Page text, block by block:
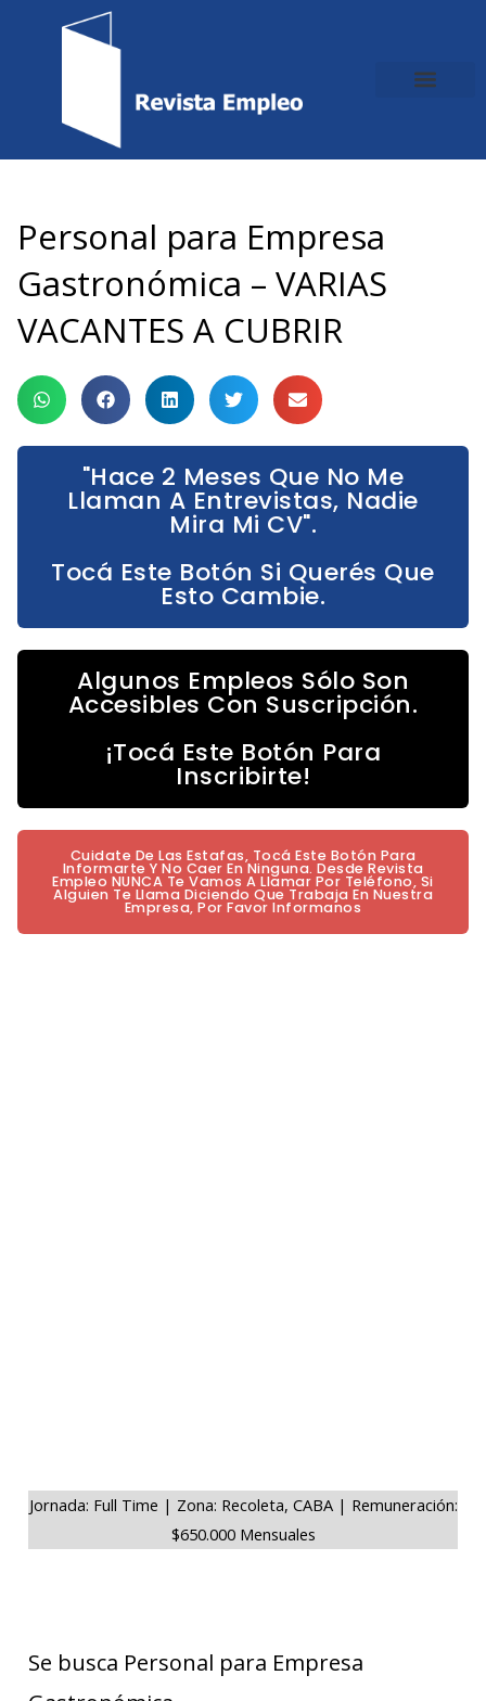
Personal para Empresa
Gastronómica – VARIAS
VACANTES A CUBRIR
"Hace 2 Meses Que No Me
Llaman A Entrevistas, Nadie
Mira Mi CV".
Tocá Este Botón Si Querés Que
Esto Cambie.
Algunos Empleos Sólo Son
Accesibles Con Suscripción.
¡Tocá Este Botón Para
Inscribirte!
Cuidate De Las Estafas, Tocá Este Botón Para
Informarte Y No Caer En Ninguna. Desde Revista
Empleo NUNCA Te Vamos A Llamar Por Teléfono, Si
Alguien Te Llama Diciendo Que Trabaja En Nuestra
Empresa, Por Favor Informanos
Jornada: Full Time | Zona: Recoleta, CABA | Remuneración:
$650.000 Mensuales
Se busca Personal para Empresa